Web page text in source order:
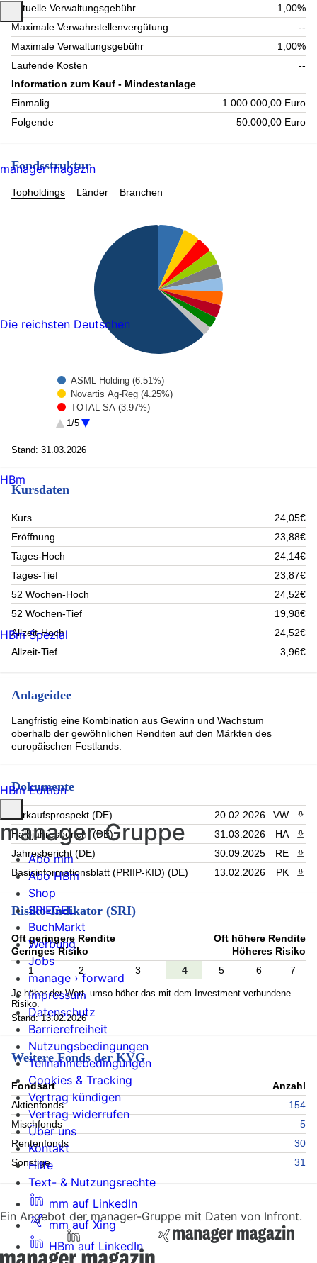
Aktuelle Verwaltungsgebühr
1,00%
Maximale Verwahrstellenvergütung
--
Maximale Verwaltungsgebühr
1,00%
Laufende Kosten
--
Information zum Kauf - Mindestanlage
Einmalig
1.000.000,00 Euro
Folgende
50.000,00 Euro
Fondsstruktur
Topholdings Länder Branchen
ASML Holding (6.51%)
Novartis Ag-Reg (4.25%)
TOTAL SA (3.97%)
Banco Santander S.A. (3.67%)
Roche Holding (3.47%)
1/5
Stand: 31.03.2026
Kursdaten
Kurs
24,05€
Eröffnung
23,88€
Tages-Hoch
24,14€
Tages-Tief
23,87€
52 Wochen-Hoch
24,52€
52 Wochen-Tief
19,98€
Allzeit-Hoch
24,52€
Allzeit-Tief
3,96€
Anlageidee
Langfristig eine Kombination aus Gewinn und Wachstum
oberhalb der gewöhnlichen Renditen auf den Märkten des
europäischen Festlands.
Dokumente
Verkaufsprospekt (DE) 20.02.2026 VW
Halbjahresbericht (DE)
31.03.2026 HA
Jahresbericht (DE)
30.09.2025 RE
Basisinformationsblatt (PRIIP-KID) (DE)
13.02.2026 PK
Risiko-Indikator (SRI)
Oft geringere Rendite
Geringes Risiko
Oft höhere Rendite
Höheres Risiko
1
2 3 4 5 6 7
Je höher der Wert, umso höher das mit dem Investment verbundene
Risiko.
Stand: 13.02.2026
Weitere Fonds der KVG
Fondsart
Anzahl
Aktienfonds
154
Mischfonds
5
Rentenfonds
30
Sonstige
31
Ein Angebot der manager-Gruppe mit Daten von Infront.
manager magazin
Die reichsten Deutschen
HBm
HBm Spezial
HBm Edition
manager-Gruppe
Abo mm
Abo HBm
Shop
SPIEGEL
BuchMarkt
Werbung
Jobs
manage › forward
Impressum
Datenschutz
Barrierefreiheit
Nutzungsbedingungen
Teilnahmebedingungen
Cookies & Tracking
Vertrag kündigen
Vertrag widerrufen
Über uns
Kontakt
Hilfe
Text- & Nutzungsrechte
mm auf LinkedIn
mm auf Xing
HBm auf LinkedIn